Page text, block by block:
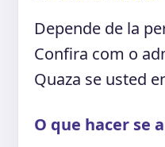
Depende de la
Confira com o
Quaza se usted
O que hacer se